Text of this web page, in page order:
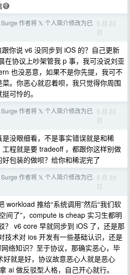
😅
Surge 作者将 𝕏 个人简介修改为已 5 月 23
日
你说 v6 没同步到 iOS 的？自己更新
在协议上吵架管我 p 事，我可没说刘亚
也没恶意，如果不是你先提，我可不
。你恶心就忍着呗，我只觉得你周围
可怜的。
Surge 作者将 𝕏 个人简介修改为已 5 月 23
日
没眼细看，不是事实错误就是和稀
程就是要 tradeoff ，都跟你这样别做
包装的做呗？给你和稀泥完了
Surge 作者将 𝕏 个人简介修改为已 5 月 23
日
workload 推给“系统调用”然后“我们软
间了”，compute is cheap 实习生都明
？ v6 core 早就同步到 iOS 了，还是那
技术对 ios 开发有一些基础认识，还是
络知识？至于协议，那确实恶心，毕
就是好，协议故意恶心人就是恶心
ai 做反驳型人格，自己开心就行。